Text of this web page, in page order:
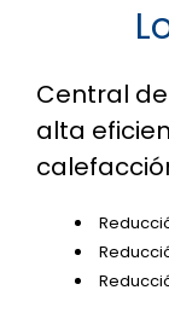
Central
alta